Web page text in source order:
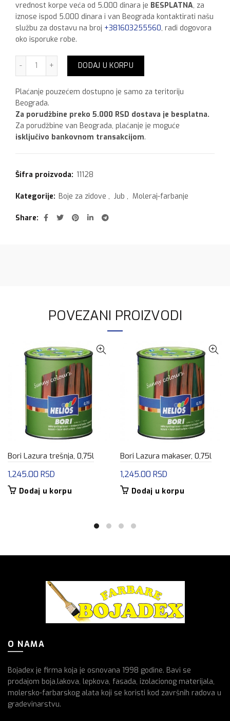
vrednost korpe veća od 5.000 dinara je BESPLATNA, za
iznose ispod 5.000 dinara i van Beograda kontaktirati našu
službu za dostavu na broj +381603255560, radi dogovora
oko isporuke robe.
Jub Dipi Color 100 ml Zuti količina
DODAJ U KORPU
Plaćanje pouzećem dostupno je samo za teritoriju
Beograda.
Za porudžbine preko 5.000 RSD dostava je besplatna.
Za porudžbine van Beograda, plaćanje je moguće
isključivo bankovnom transakcijom.
Šifra proizvoda: 11128
Kategorije: Boje za zidove , Jub , Moleraj-farbanje
Share
POVEZANI PROIZVODI
Bori Lazura trešnja, 0,75l
1,245.00 RSD
Dodaj u korpu
Bori Lazura makaser, 0,75l
1,245.00 RSD
Dodaj u korpu
O NAMA
Bojadex je firma koja je osnovana 1998 godine. Bavi se
prodajom boja,lakova, lepkova, fasada, izolacionog materijala,
molersko-farbarskog alata koji se koristi kod završnih radova u
gradevinarstvu.